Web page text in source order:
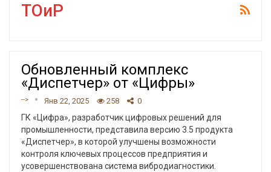
ТОиР
Обновленный комплекс
«Диспетчер» от «Цифры»
--> Янв 22, 2025 258 0
ГК «Цифра», разработчик цифровых решений для
промышленности, представила версию 3.5 продукта
«Диспетчер», в которой улучшены возможности
контроля ключевых процессов предприятия и
усовершенствована система вибродиагностики.